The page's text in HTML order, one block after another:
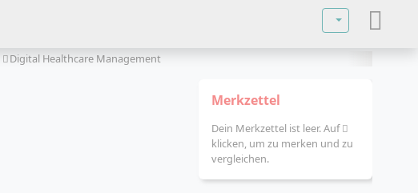
Sprache
Digital Healthcare Management
Merkzettel
Dein Merkzettel ist leer. Auf
klicken, um zu merken und zu
vergleichen.